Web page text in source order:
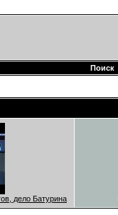
Поиск
дело Батурина